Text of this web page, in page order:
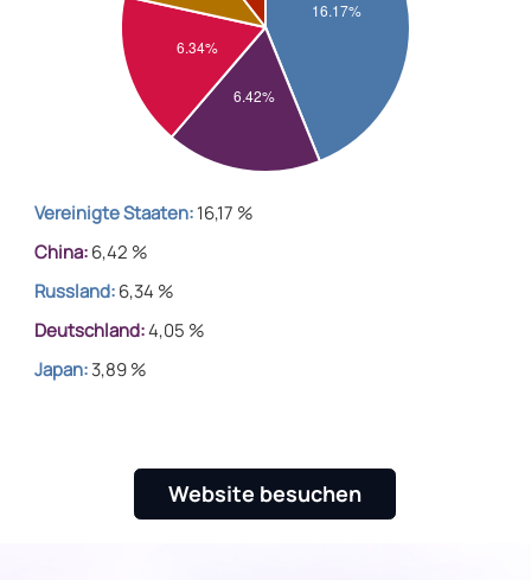
Vereinigte Staaten:16,17 %
China:6,42 %
Russland:6,34 %
Deutschland:4,05 %
Japan:3,89 %
Website besuchen